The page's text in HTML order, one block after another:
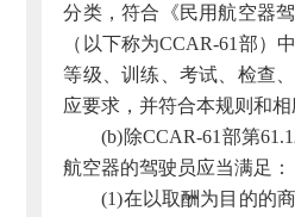
分类，符合《民用航空器
（以下称为CCAR-61部）
等级、训练、考试、检查
应要求，并符合本规则和相
(b)除CCAR-61部第
航空器的驾驶员应当满足：
(1)在以取酬为目的的